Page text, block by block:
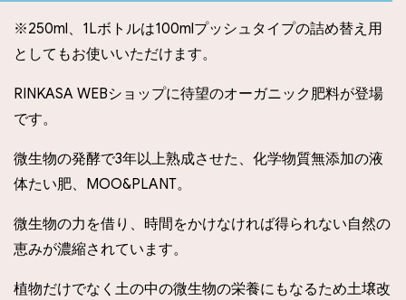
MOO
＆
PLANT
100ml
ッ
シ
ュ
タ
プ）
※250ml、1Lボトルは100mlプッシュタイプの詰め替え用
としてもお使いいただけます。
RINKASA WEBショップに待望のオーガニック肥料が登場
です。
微生物の発酵で3年以上熟成させた、化学物質無添加の液
体たい肥、MOO&PLANT。
微生物の力を借り、時間をかけなければ得られない自然の
恵みが濃縮されています。
植物だけでなく土の中の微生物の栄養にもなるため土壌改